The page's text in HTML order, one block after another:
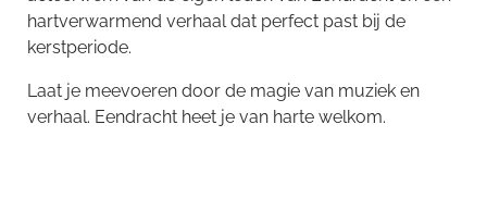
hartverwarmend verhaal dat perfect past bij de
kerstperiode.
Laat je meevoeren door de magie van muziek en
verhaal. Eendracht heet je van harte welkom.